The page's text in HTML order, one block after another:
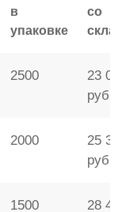
в
упаковке
со
2500
23
руб.
2000
25
руб.
1500 28